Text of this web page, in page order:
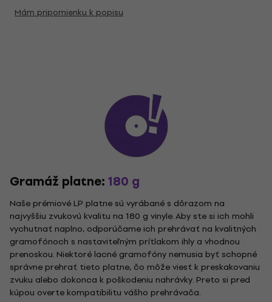
Mám pripomienku k popisu
Gramáž platne:180 g
Naše prémiové LP platne sú vyrábané s dôrazom na
najvyššiu zvukovú kvalitu na 180 g vinyle. Aby ste si ich mohli
vychutnať naplno, odporúčame ich prehrávať na kvalitných
gramofónoch s nastaviteľným prítlakom ihly a vhodnou
prenoskou. Niektoré lacné gramofóny nemusia byť schopné
správne prehrať tieto platne, čo môže viesť k preskakovaniu
zvuku alebo dokonca k poškodeniu nahrávky. Preto si pred
kúpou overte kompatibilitu vášho prehrávača.